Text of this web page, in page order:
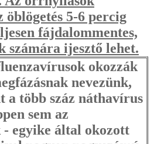
öblögetés 5-6 percig
fájdalommentes,
számára ijesztő lehet.
okozzák
nevezünk,
a több száz náthavírus
sem az
egyike által okozott